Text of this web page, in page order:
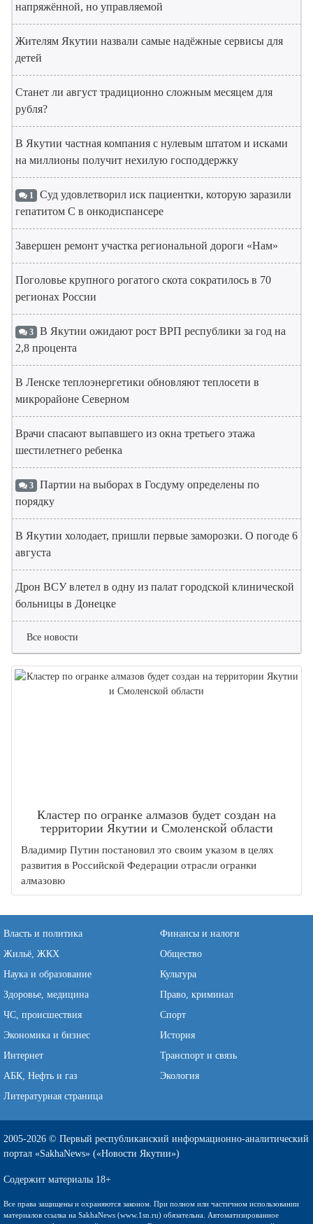
напряжённой, но управляемой
Жителям Якутии назвали самые надёжные сервисы для
детей
Станет ли август традиционно сложным месяцем для
рубля?
В Якутии частная компания с нулевым штатом и исками
на миллионы получит нехилую господдержку
1 Суд удовлетворил иск пациентки, которую заразили
гепатитом С в онкодиспансере
Завершен ремонт участка региональной дороги «Нам»
Поголовье крупного рогатого скота сократилось в 70
регионах России
3 В Якутии ожидают рост ВРП республики за год на
2,8 процента
В Ленске теплоэнергетики обновляют теплосети в
микрорайоне Северном
Врачи спасают выпавшего из окна третьего этажа
шестилетнего ребенка
3 Партии на выборах в Госдуму определены по
порядку
В Якутии холодает, пришли первые заморозки. О погоде 6
августа
Дрон ВСУ влетел в одну из палат городской клинической
больницы в Донецке
Все новости
Кластер по огранке алмазов будет создан на
территории Якутии и Смоленской области
Владимир Путин постановил это своим указом в целях
развития в Российской Федерации отрасли огранки
алмазовю
Власть и политика
Финансы и налоги
Жильё, ЖКХ
Общество
Наука и образование
Культура
Здоровье, медицина
Право, криминал
ЧС, происшествия
Спорт
Экономика и бизнес
История
Интернет
Транспорт и связь
АБК, Нефть и газ
Экология
Литературная страница
2005-2026 © Первый республиканский информационно-аналитический
портал «SakhaNews» («Новости Якутии»)
Содержит материалы 18+
Все права защищены и охраняются законом. При полном или частичном использовании
материалов ссылка на SakhaNews (www.1sn.ru) обязательна. Автоматизированное